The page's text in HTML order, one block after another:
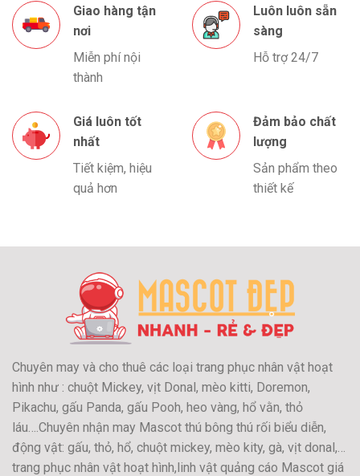
Giao hàng tận
nơi
Miễn phí nội
thành
Luôn luôn sẵn
sàng
Hỗ trợ 24/7
Giá luôn tốt
nhất
Tiết kiệm, hiệu
quả hơn
Đảm bảo chất
lượng
Sản phẩm theo
thiết kế
Chuyên may và cho thuê các loại trang phục nhân vật hoạt
hình như : chuột Mickey, vịt Donal, mèo kitti, Doremon,
Pikachu, gấu Panda, gấu Pooh, heo vàng, hổ vằn, thỏ
láu….Chuyên nhận may Mascot thú bông thú rối biểu diễn,
động vật: gấu, thỏ, hổ, chuột mickey, mèo kity, gà, vịt donal,…
trang phục nhân vật hoạt hình,linh vật quảng cáo Mascot giá